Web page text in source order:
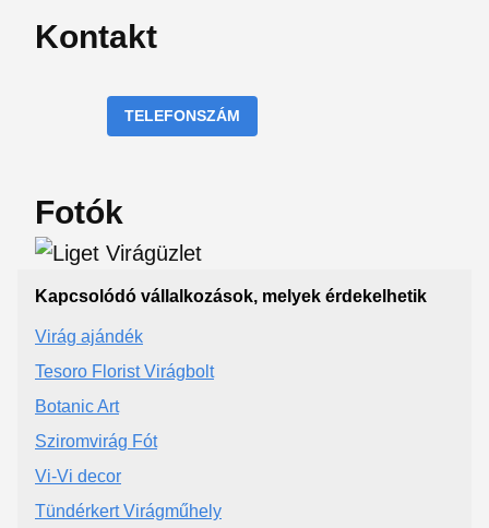
Kontakt
TELEFONSZÁM
Fotók
Kapcsolódó vállalkozások, melyek érdekelhetik
Virág ajándék
Tesoro Florist Virágbolt
Botanic Art
Sziromvirág Fót
Vi-Vi decor
Tündérkert Virágműhely